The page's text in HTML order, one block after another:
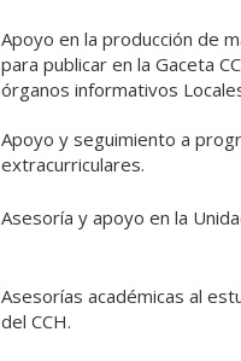
Apoyo en la producción de
para publicar en la Gaceta
órganos informativos
Apoyo y seguimiento a
extracurriculares.
Asesoría y apoyo en la
Asesorías académicas al
del CCH.